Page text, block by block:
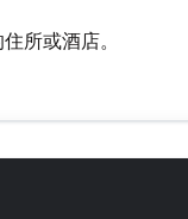
所或酒店。